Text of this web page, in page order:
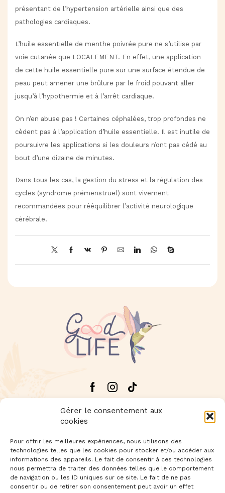
Gérer le consentement aux
cookies
Pour offrir les meilleures expériences, nous utilisons des
technologies telles que les cookies pour stocker et/ou accéder aux
informations des appareils. Le fait de consentir à ces technologies
nous permettra de traiter des données telles que le comportement
de navigation ou les ID uniques sur ce site. Le fait de ne pas
consentir ou de retirer son consentement peut avoir un effet
présentant de l’hypertension artérielle ainsi que des
pathologies cardiaques.
L’huile essentielle de menthe poivrée pure ne s’utilise par
voie cutanée que LOCALEMENT. En effet, une application
de cette huile essentielle pure sur une surface étendue de
peau peut amener une brûlure par le froid pouvant aller
jusqu’à l’hypothermie et à l’arrêt cardiaque.
On n’en abuse pas ! Certaines céphalées, trop profondes ne
cèdent pas à l’application d’huile essentielle. Il est inutile de
poursuivre les applications si les douleurs n’ont pas cédé au
bout d’une dizaine de minutes.
Dans tous les cas, la gestion du stress et la régulation des
cycles (syndrome prémenstruel) sont vivement
recommandées pour rééquilibrer l’activité neurologique
cérébrale.
Facebook
Instagram
Tik-
tok
Livraison offerte dès 60€ d'achat
Newsletter: Inscrivez-vous à notre newsletter